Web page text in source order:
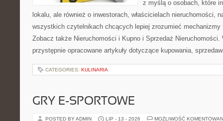
z myślą o osobach, które
lokalu, ale również o inwestorach, właścicielach nieruchomości,
wszystkich czytelnikach chcących lepiej zrozumieć mechanizmy
Zobacz także Nieruchomości i Kupno i Sprzedaż
przystępnie opracowane artykuły dotyczące kupowania,
CATEGORIES: KULINARIA
GRY E-SPORTOWE
POSTED BY ADMIN LIP - 13 - 2026 MOŻLIWOŚĆ